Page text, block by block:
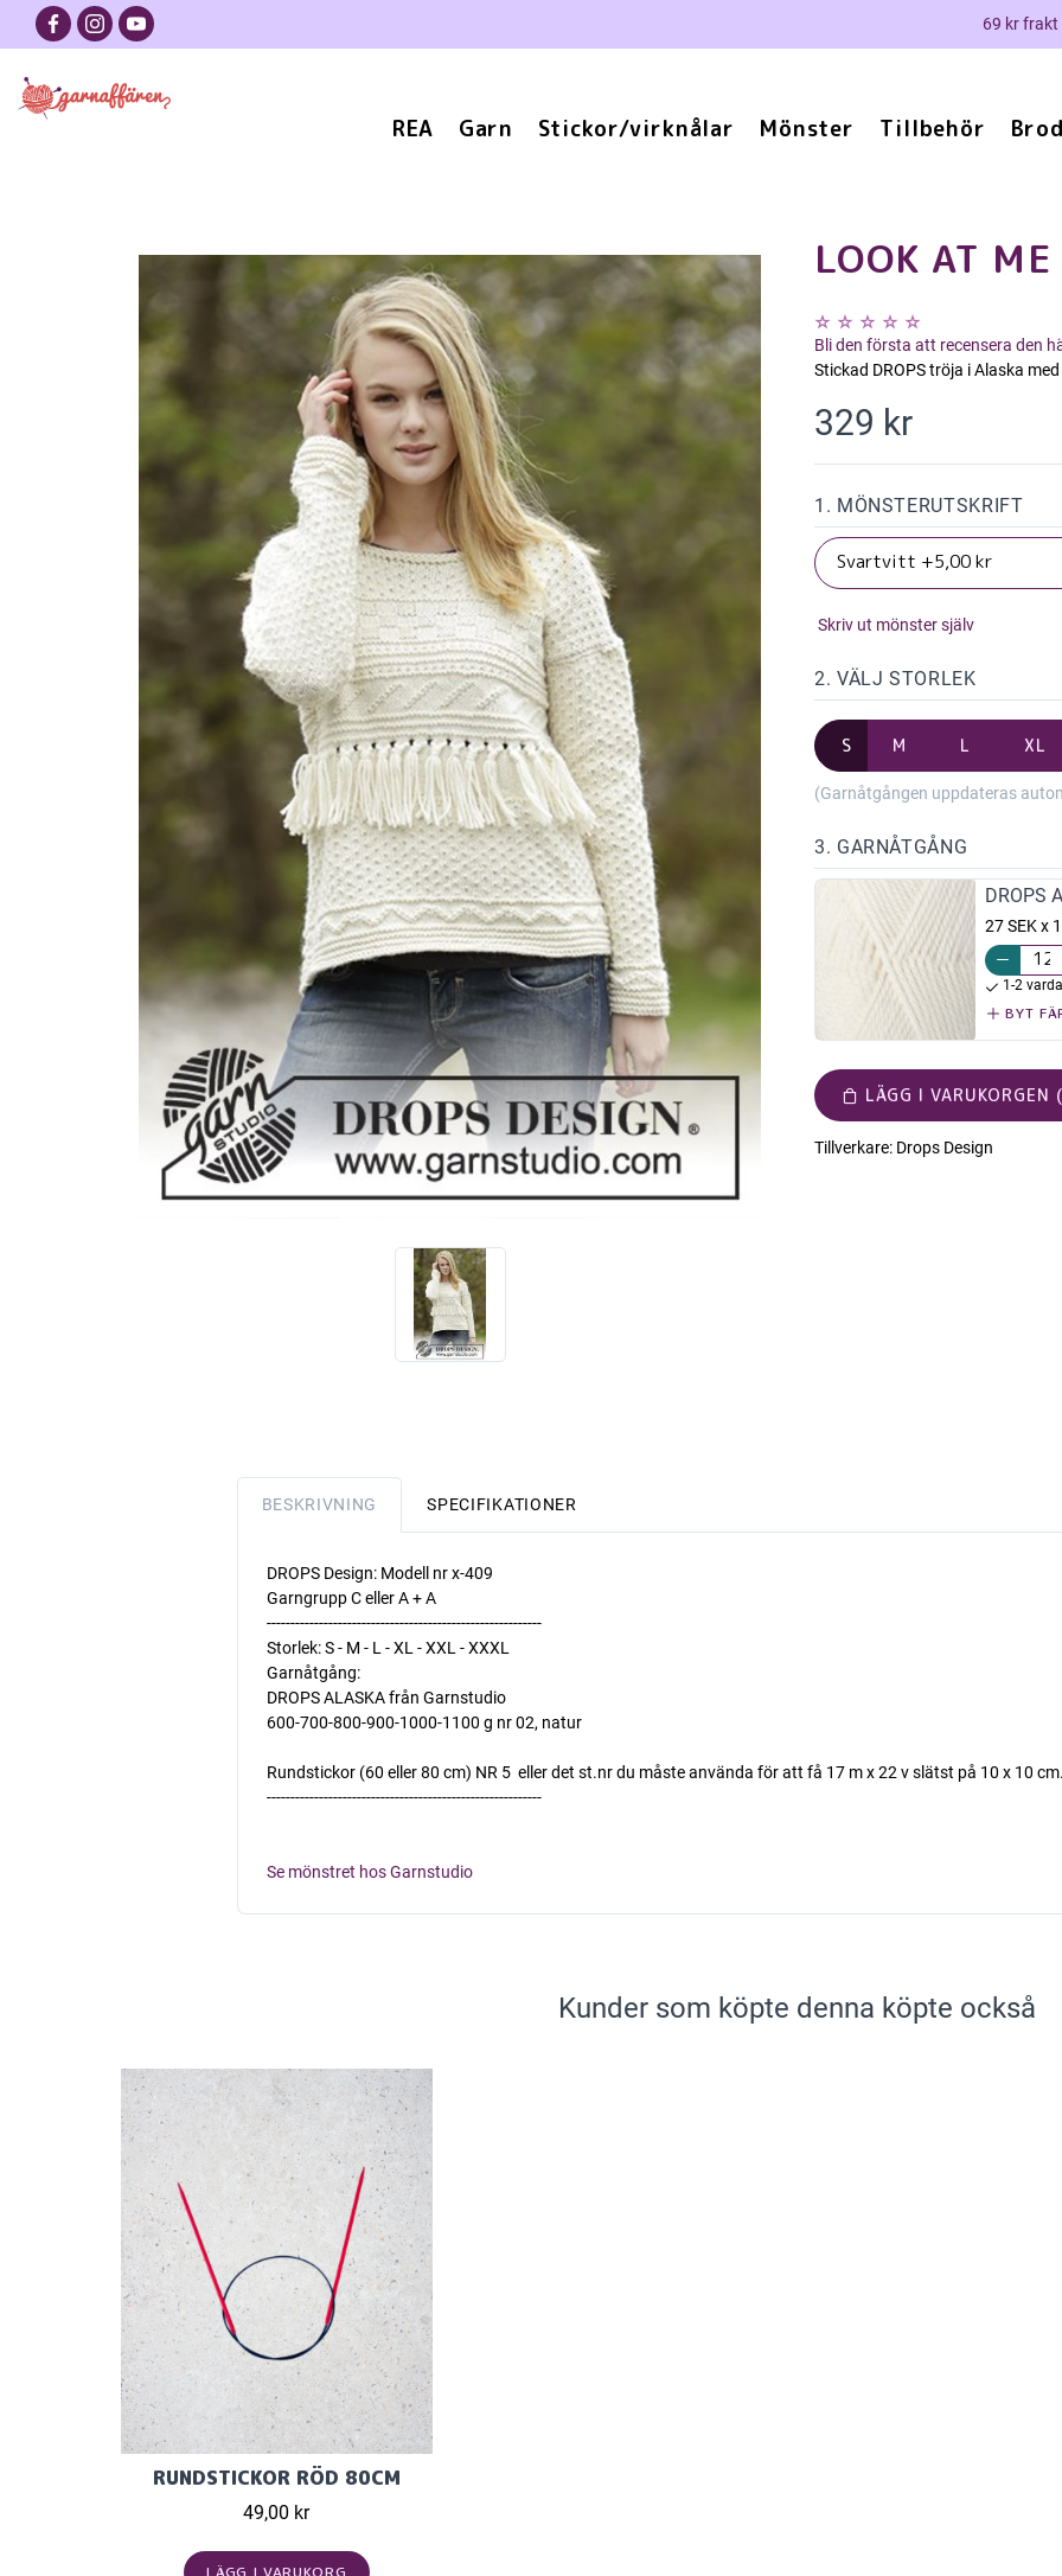
69 kr
REA Garn Stickor/virknålar Mönster Tillbehör
LOOK AT ME
Bli den första att recensera den
Stickad DROPS tröja i Alaska
329 kr
1. MÖNSTERUTSKRIFT
Skriv ut mönster själv
2. VÄLJ STORLEK
S M L XL
(Garnåtgången uppdateras
3. GARNÅTGÅNG
DROPS
27 SEK x
1-2
BYT
LÄGG I VARUKORGEN
Tillverkare: Drops Design
BESKRIVNING SPECIFIKATIONER
DROPS Design: Modell nr x-409
Garngrupp C eller A + A
----------------------------------------------------------
Storlek: S - M - L - XL - XXL - XXXL
Garnåtgång:
DROPS ALASKA från Garnstudio
600-700-800-900-1000-1100 g nr 02, natur
Rundstickor (60 eller 80 cm) NR 5  eller det st.nr du måste använda för att få 17 m x 22 v slätst på 10 x 10
----------------------------------------------------------
Se mönstret hos Garnstudio
Kunder som köpte denna köpte också
RUNDSTICKOR RÖD 80CM
49,00 kr
LÄGG I VARUKORG